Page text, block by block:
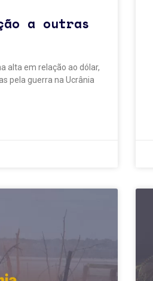
a outras
alta em relação ao dólar,
pela guerra na Ucrânia